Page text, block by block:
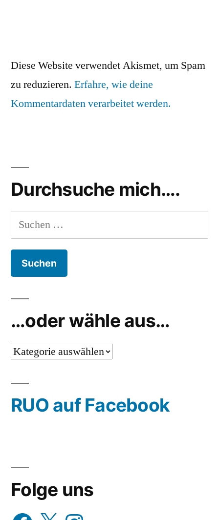
Diese Website verwendet Akismet, um Spam
zu reduzieren. Erfahre, wie deine
Kommentardaten verarbeitet werden.
Durchsuche mich….
Suchen
nach:
…oder wähle aus…
…
aus…
RUO auf Facebook
Folge uns
Facebook
X Instagram